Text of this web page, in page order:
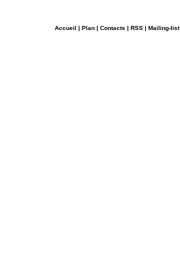
Accueil | Plan | Contacts | RSS | Mailing-list